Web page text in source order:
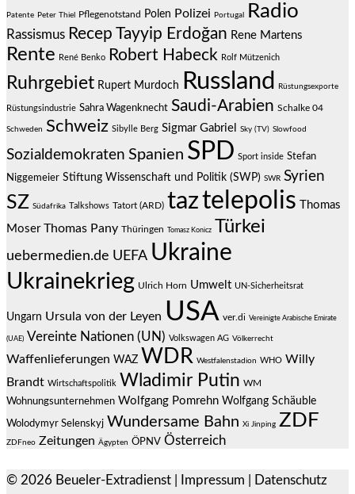
Patente Peter Thiel Pflegenotstand Polen Polizei Portugal Radio
Rassismus Recep Tayyip Erdoğan Rene Martens
Rente René Benko Robert Habeck Rolf Mützenich
Ruhrgebiet Rupert Murdoch Russland Rüstungsexporte
Rüstungsindustrie Sahra Wagenknecht Saudi-Arabien Schalke 04
Schweden Schweiz Sibylle Berg Sigmar Gabriel Sky (TV) Slowfood
Sozialdemokraten Spanien SPD Sport inside Stefan
Niggemeier Stiftung Wissenschaft und Politik (SWP) SWR Syrien
SZ Südafrika Talkshows Tatort (ARD) taztelepolis
Thomas
Moser Thomas Pany Thüringen Tomasz Konicz Türkei
uebermedien.de UEFA Ukraine
Ukrainekrieg Ulrich Horn Umwelt UN-Sicherheitsrat
Ungarn Ursula von der Leyen USA ver.di Vereinigte Arabische Emirate
(UAE) Vereinte Nationen (UN) Volkswagen AG Völkerrecht
Waffenlieferungen WAZ WDR Westfalenstadion WHO Willy
Brandt Wirtschaftspolitik Wladimir Putin WM
Wohnungsunternehmen Wolfgang Pomrehn Wolfgang Schäuble
Wolodymyr Selenskyj Wundersame Bahn Xi Jinping ZDF
ZDFneo Zeitungen Ägypten ÖPNV Österreich
© 2026 Beueler-Extradienst Impressum Datenschutz